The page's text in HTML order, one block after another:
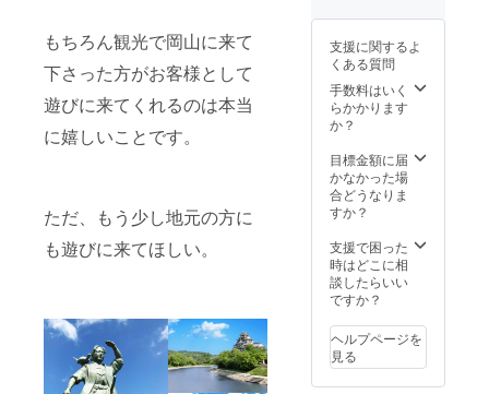
もちろん観光で岡山に来て
下さった方がお客様として
遊びに来てくれるのは本当
に嬉しいことです。
ただ、もう少し地元の方に
も遊びに来てほしい。
10枚 ※
間は
2024年
4月〜
2025年
郵送に
てお届
けしま
ドファ
ング終
了後、
掲載希
望の社
名とロ
メッ
セージ
にて確
認させ
ます ●
桃太郎
のから
くり博
場チ
ケット
20枚 ※
使用期
支援に関するよ
くある質問
手数料はいく
らかかります
か？
目標金額に届
かなかった場
合どうなりま
すか？
支援で困った
時はどこに相
談したらいい
ですか？
ヘルプページを
見る